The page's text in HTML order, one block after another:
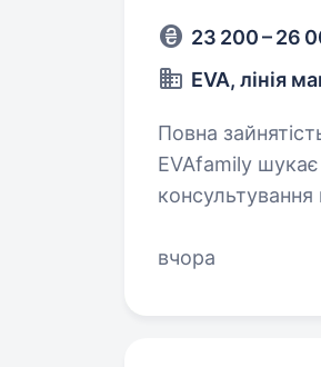
23 200 – 26
EVA, лінія
Повна зайнятість. Досвід
EVAfamily
консультування клієнтів
вчора